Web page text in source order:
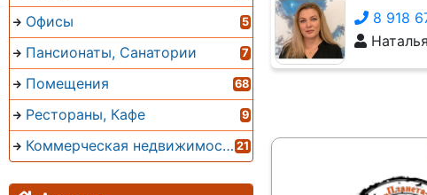
Офисы 5
Пансионаты, Санатории 7
Помещения 68
Рестораны, Кафе 9
Коммерческая недвижимость 21
8 918